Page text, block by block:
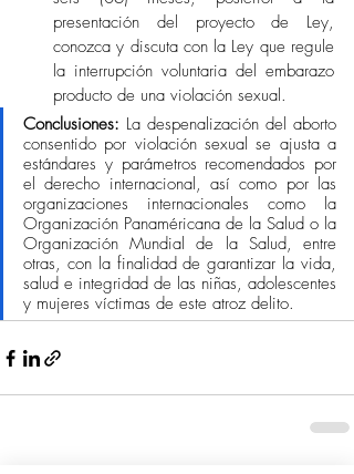
presentación del proyecto de Ley,
conozca y discuta con la Ley que regule
la interrupción voluntaria del embarazo
producto de una violación sexual.
Conclusiones: La despenalización del aborto
consentido por violación sexual se ajusta a
estándares y parámetros recomendados por
el derecho internacional, así como por las
organizaciones internacionales como la
Organización Panaméricana de la Salud o la
Organización Mundial de la Salud, entre
otras, con la finalidad de garantizar la vida,
salud e integridad de las niñas, adolescentes
y mujeres víctimas de este atroz delito.